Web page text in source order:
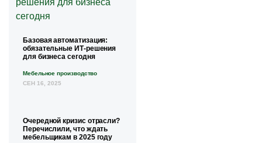
Базовая автоматизация:
обязательные ИТ-решения
для бизнеса сегодня
Мебельное производство
СЕН 16, 2025
Очередной кризис отрасли?
Перечислили, что ждать
мебельщикам в 2025 году